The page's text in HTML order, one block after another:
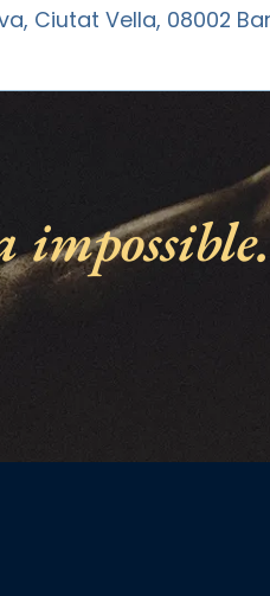
Ciutat Vella, 08002